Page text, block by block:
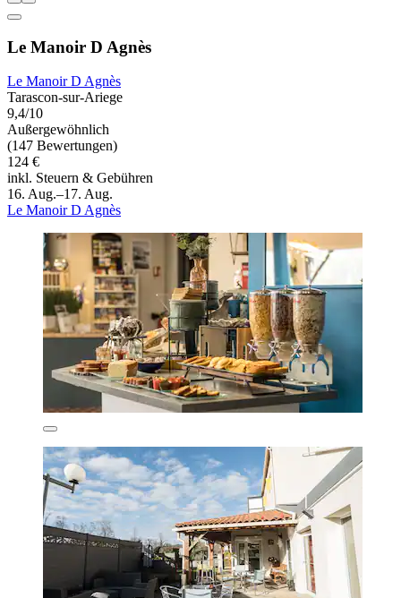
Le Manoir D Agnès
Le Manoir D Agnès
Tarascon-sur-Ariege
9,4/10
Außergewöhnlich
(147 Bewertungen)
124 €
inkl. Steuern & Gebühren
16. Aug.–17. Aug.
Le Manoir D Agnès